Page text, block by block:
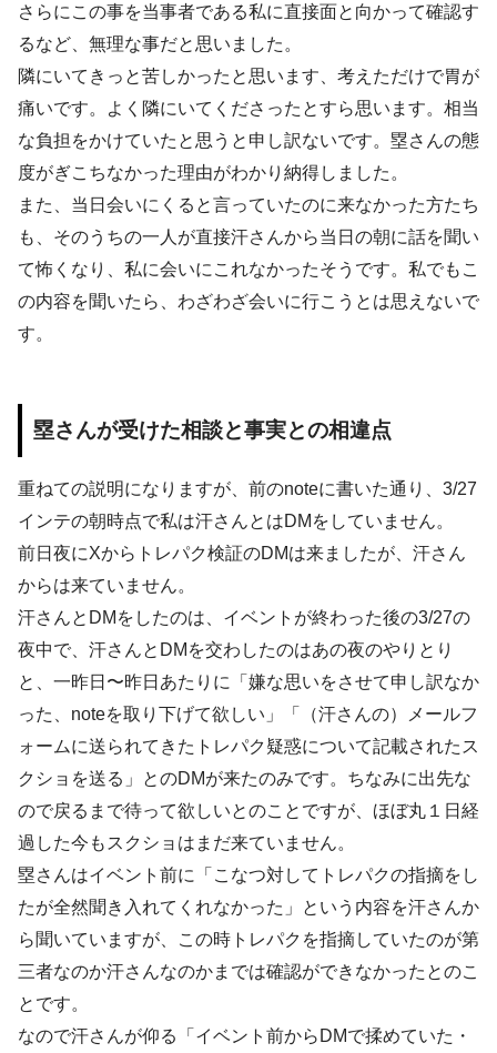
さらにこの事を当事者である私に直接面と向かって確認す
るなど、無理な事だと思いました。
隣にいてきっと苦しかったと思います、考えただけで胃が
痛いです。よく隣にいてくださったとすら思います。相当
な負担をかけていたと思うと申し訳ないです。塁さんの態
度がぎこちなかった理由がわかり納得しました。
また、当日会いにくると言っていたのに来なかった方たち
も、そのうちの一人が直接汗さんから当日の朝に話を聞い
て怖くなり、私に会いにこれなかったそうです。私でもこ
の内容を聞いたら、わざわざ会いに行こうとは思えないで
す。
塁さんが受けた相談と事実との相違点
重ねての説明になりますが、前のnoteに書いた通り、3/27
インテの朝時点で私は汗さんとはDMをしていません。
前日夜にXからトレパク検証のDMは来ましたが、汗さん
からは来ていません。
汗さんとDMをしたのは、イベントが終わった後の3/27の
夜中で、汗さんとDMを交わしたのはあの夜のやりとり
と、一昨日〜昨日あたりに「嫌な思いをさせて申し訳なか
った、noteを取り下げて欲しい」「（汗さんの）メールフ
ォームに送られてきたトレパク疑惑について記載されたス
クショを送る」とのDMが来たのみです。ちなみに出先な
ので戻るまで待って欲しいとのことですが、ほぼ丸１日経
過した今もスクショはまだ来ていません。
塁さんはイベント前に「こなつ対してトレパクの指摘をし
たが全然聞き入れてくれなかった」という内容を汗さんか
ら聞いていますが、この時トレパクを指摘していたのが第
三者なのか汗さんなのかまでは確認ができなかったとのこ
とです。
なので汗さんが仰る「イベント前からDMで揉めていた・